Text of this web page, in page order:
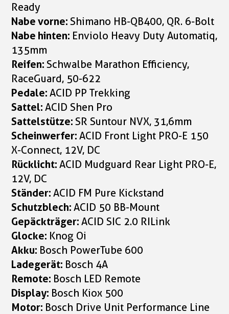
Ready
Nabe vorne:Shimano HB-QB400, QR. 6-Bolt
Nabe hinten: Enviolo Heavy Duty Automatiq,
135mm
Reifen:Schwalbe Marathon Efficiency,
RaceGuard, 50-622
Pedale:ACID PP Trekking
Sattel:ACID Shen Pro
Sattelstütze:SR Suntour NVX, 31,6mm
Scheinwerfer:ACID Front Light PRO-E 150
X-Connect, 12V, DC
Rücklicht:ACID Mudguard Rear Light PRO-E,
12V, DC
Ständer:ACID FM Pure Kickstand
Schutzblech:ACID 50 BB-Mount
Gepäckträger:ACID SIC 2.0 RILink
Glocke: Knog Oi
Akku: Bosch PowerTube 600
Ladegerät: Bosch 4A
Remote: Bosch LED Remote
Display: Bosch Kiox 500
Motor: Bosch Drive Unit Performance Line